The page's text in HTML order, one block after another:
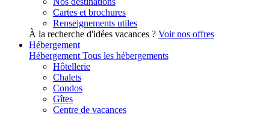
Cartes et brochures
Renseignements utiles
À la recherche d'idées vacances ? Voir nos offres
Hébergement
Hébergement Tous les hébergements
Hôtellerie
Chalets
Condos
Gîtes
Centre de vacances